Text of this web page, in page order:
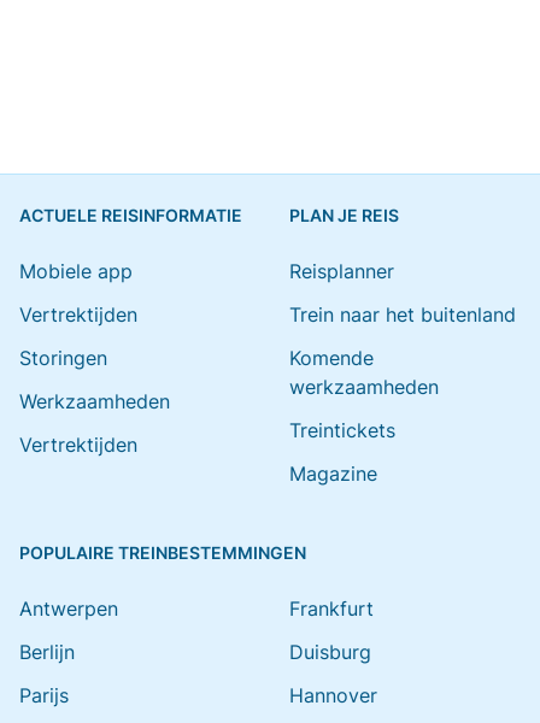
ACTUELE REISINFORMATIE
Mobiele app
Vertrektijden
Storingen
Werkzaamheden
Vertrektijden
PLAN JE REIS
Reisplanner
Trein naar het buitenland
Komende
werkzaamheden
Treintickets
Magazine
POPULAIRE TREINBESTEMMINGEN
Antwerpen
Berlijn
Parijs
Frankfurt
Duisburg
Hannover